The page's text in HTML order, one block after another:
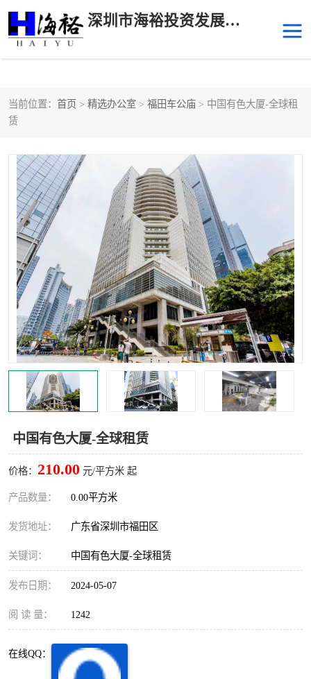
深圳市海裕投资发展有限公司
当前位置： 首页 > 精选办公室 > 福田车公庙 > 中国有色大厦-全球租
赁
中国有色大厦-全球租赁
价格： 210.00 元/平方米 起
产品数量： 0.00平方米
发货地址： 广东省深圳市福田区
关键词： 中国有色大厦-全球租赁
发布日期： 2024-05-07
阅 读 量： 1242
在线QQ：
科技园中区 南山华侨城
前海 深圳湾科技生态园
福田中心区写字楼租赁 宝安中心区
深圳宝安 福田车公庙
罗湖水贝 南山南油
龙华 罗湖区
宝安区 西乡
兴东 石岩
车公庙
中心区
南山区 西丽
深圳超级总部基地 后海